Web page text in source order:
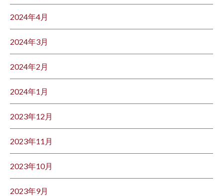
2024年4月
2024年3月
2024年2月
2024年1月
2023年12月
2023年11月
2023年10月
2023年9月